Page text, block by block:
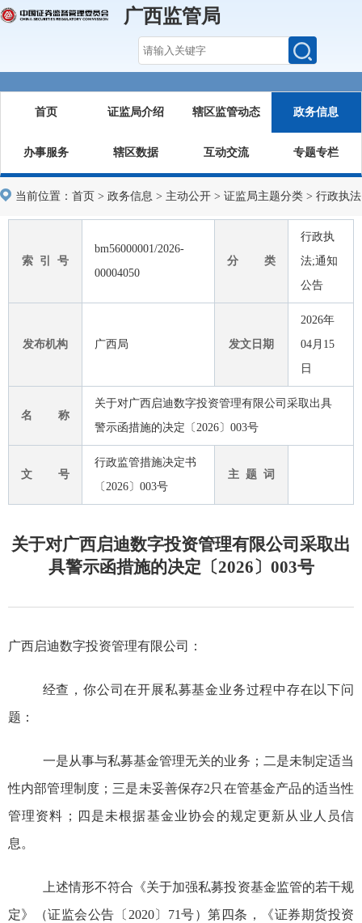
广西监管局
首页 证监局介绍 辖区监管动态 政务信息
办事服务 辖区数据 互动交流 专题专栏
当前位置： 首页 > 政务信息 > 主动公开 > 证监局主题分类 > 行政执法
索 引 号
bm56000001/2026-
00004050
分 类
行政执
法;通知
公告
发布机构 广西局 发文日期
2026年
04月15
日
名 称
关于对广西启迪数字投资管理有限公司采取出具
警示函措施的决定〔2026〕003号
文 号
行政监管措施决定书
〔2026〕003号
主 题 词
关于对广西启迪数字投资管理有限公司采取出
具警示函措施的决定〔2026〕003号
广西启迪数字投资管理有限公司：
经查 ，你公司在开展私募基金业务过程中存在以下问
题：
一是从事与私募基金管理无关的业务； 二是未制定适当
性内部管理制度 ；三是未妥善保存2只在管基金产品的适当性
管理资料；四是未根据基金业协会的规定更新从业人员信
息。
上述情形不符合《关于加强私募投资基金监管的若干规
定》（证监会公告〔 2020〕 71号）第四条，《证券期货投资